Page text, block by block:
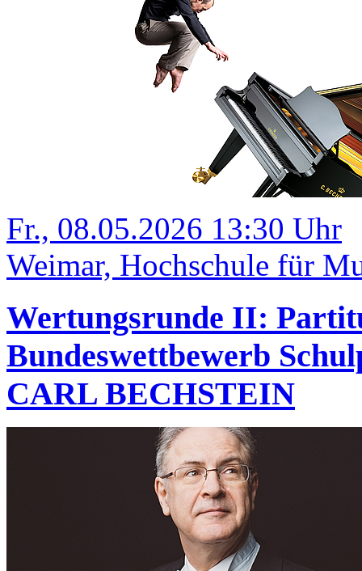
Fr., 08.05.2026 13:30 Uhr
Weimar, Hochschule für
Wertungsrunde II:
Bundeswettbewerb
CARL BECHSTEIN